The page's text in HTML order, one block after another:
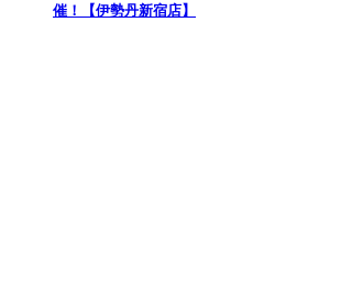
催！【伊勢丹新宿店】